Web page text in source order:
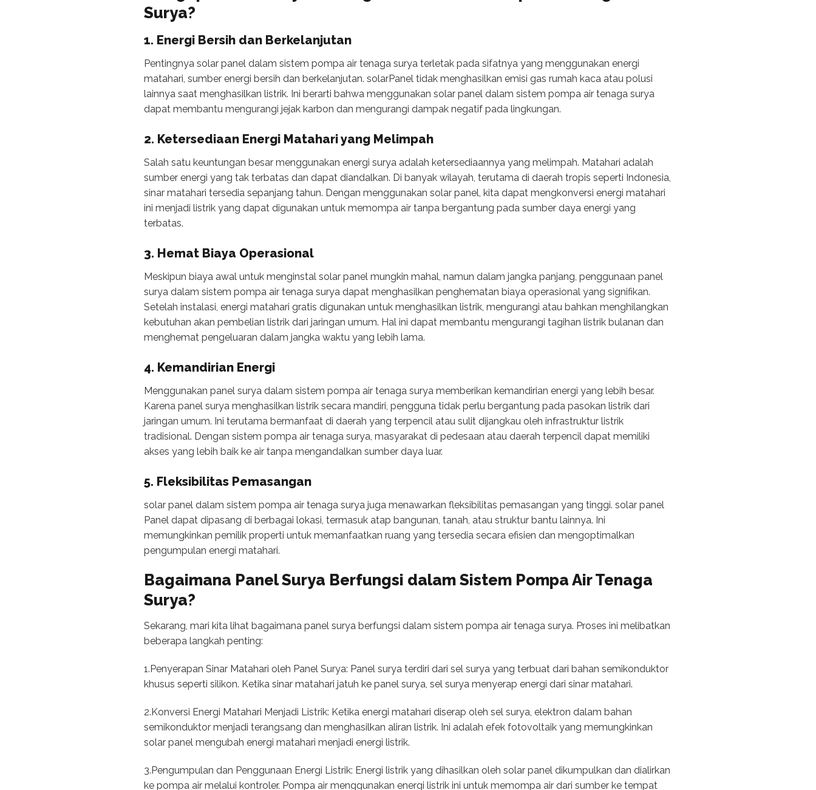
Surya?
1. Energi Bersih dan Berkelanjutan
Pentingnya solar panel dalam sistem pompa air tenaga surya terletak pada sifatnya yang menggunakan energi
matahari, sumber energi bersih dan berkelanjutan. solarPanel tidak menghasilkan emisi gas rumah kaca atau polusi
lainnya saat menghasilkan listrik. Ini berarti bahwa menggunakan solar panel dalam sistem pompa air tenaga surya
dapat membantu mengurangi jejak karbon dan mengurangi dampak negatif pada lingkungan.
2. Ketersediaan Energi Matahari yang Melimpah
Salah satu keuntungan besar menggunakan energi surya adalah ketersediaannya yang melimpah. Matahari adalah
sumber energi yang tak terbatas dan dapat diandalkan. Di banyak wilayah, terutama di daerah tropis seperti Indonesia,
sinar matahari tersedia sepanjang tahun. Dengan menggunakan solar panel, kita dapat mengkonversi energi matahari
ini menjadi listrik yang dapat digunakan untuk memompa air tanpa bergantung pada sumber daya energi yang
terbatas.
3. Hemat Biaya Operasional
Meskipun biaya awal untuk menginstal solar panel mungkin mahal, namun dalam jangka panjang, penggunaan panel
surya dalam sistem pompa air tenaga surya dapat menghasilkan penghematan biaya operasional yang signifikan.
Setelah instalasi, energi matahari gratis digunakan untuk menghasilkan listrik, mengurangi atau bahkan menghilangkan
kebutuhan akan pembelian listrik dari jaringan umum. Hal ini dapat membantu mengurangi tagihan listrik bulanan dan
menghemat pengeluaran dalam jangka waktu yang lebih lama.
4. Kemandirian Energi
Menggunakan panel surya dalam sistem pompa air tenaga surya memberikan kemandirian energi yang lebih besar.
Karena panel surya menghasilkan listrik secara mandiri, pengguna tidak perlu bergantung pada pasokan listrik dari
jaringan umum. Ini terutama bermanfaat di daerah yang terpencil atau sulit dijangkau oleh infrastruktur listrik
tradisional. Dengan sistem pompa air tenaga surya, masyarakat di pedesaan atau daerah terpencil dapat memiliki
akses yang lebih baik ke air tanpa mengandalkan sumber daya luar.
5. Fleksibilitas Pemasangan
solar panel dalam sistem pompa air tenaga surya juga menawarkan fleksibilitas pemasangan yang tinggi. solar panel
Panel dapat dipasang di berbagai lokasi, termasuk atap bangunan, tanah, atau struktur bantu lainnya. Ini
memungkinkan pemilik properti untuk memanfaatkan ruang yang tersedia secara efisien dan mengoptimalkan
pengumpulan energi matahari.
Bagaimana Panel Surya Berfungsi dalam Sistem Pompa Air Tenaga
Surya?
Sekarang, mari kita lihat bagaimana panel surya berfungsi dalam sistem pompa air tenaga surya. Proses ini melibatkan
beberapa langkah penting:
1.Penyerapan Sinar Matahari oleh Panel Surya: Panel surya terdiri dari sel surya yang terbuat dari bahan semikonduktor
khusus seperti silikon. Ketika sinar matahari jatuh ke panel surya, sel surya menyerap energi dari sinar matahari.
2.Konversi Energi Matahari Menjadi Listrik: Ketika energi matahari diserap oleh sel surya, elektron dalam bahan
semikonduktor menjadi terangsang dan menghasilkan aliran listrik. Ini adalah efek fotovoltaik yang memungkinkan
solar panel mengubah energi matahari menjadi energi listrik.
3.Pengumpulan dan Penggunaan Energi Listrik: Energi listrik yang dihasilkan oleh solar panel dikumpulkan dan dialirkan
ke pompa air melalui kontroler. Pompa air menggunakan energi listrik ini untuk memompa air dari sumber ke tempat